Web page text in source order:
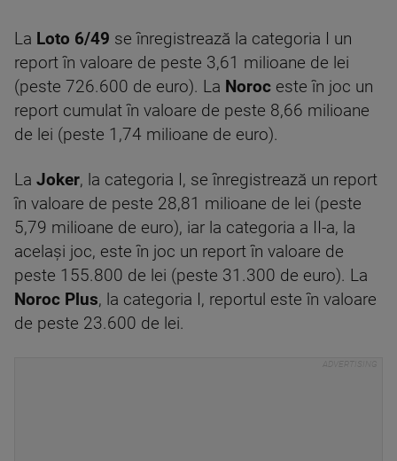
La Loto 6/49 se înregistrează la categoria I un
report în valoare de peste 3,61 milioane de lei
(peste 726.600 de euro). La Noroc este în joc un
report cumulat în valoare de peste 8,66 milioane
de lei (peste 1,74 milioane de euro).
La Joker, la categoria I, se înregistrează un report
în valoare de peste 28,81 milioane de lei (peste
5,79 milioane de euro), iar la categoria a II-a, la
același joc, este în joc un report în valoare de
peste 155.800 de lei (peste 31.300 de euro). La
Noroc Plus, la categoria I, reportul este în valoare
de peste 23.600 de lei.